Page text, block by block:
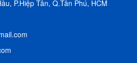
P.Hiệp Tân, Q.Tân Phú, HCM